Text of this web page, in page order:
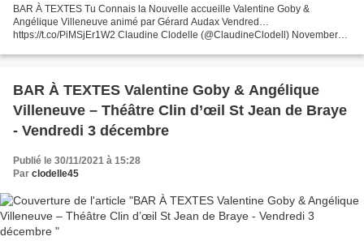
BAR À TEXTES Tu Connais la Nouvelle accueille Valentine Goby &
Angélique Villeneuve animé par Gérard Audax Vendred…
https://t.co/PiMSjEr1W2 Claudine Clodelle (@ClaudineClodell) November
BAR À TEXTES Valentine Goby & Angélique
Villeneuve – Théâtre Clin d’œil St Jean de Braye
- Vendredi 3 décembre
Publié le 30/11/2021 à 15:28
Par clodelle45